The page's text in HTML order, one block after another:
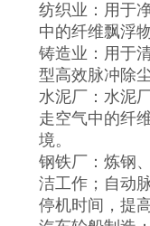
纺织业：用于
中的纤维飘浮
铸造业：用于
型高效脉冲除
水泥厂：水泥
走空气中的纤
境。
钢铁厂：炼钢
洁工作；自动
停机时间，提